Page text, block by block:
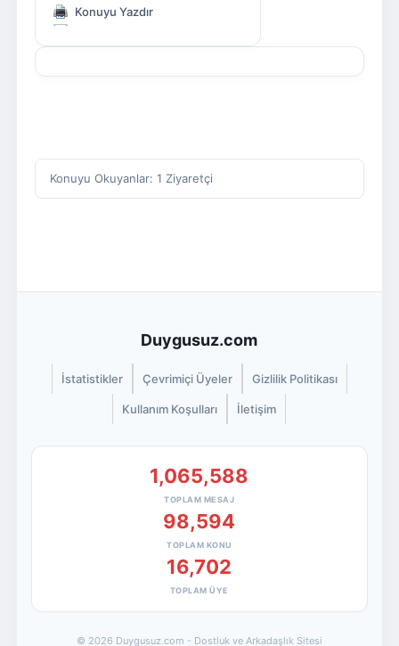
Konuyu Yazdır
Konuyu Okuyanlar: 1 Ziyaretçi
Duygusuz.com
İstatistikler Çevrimiçi Üyeler Gizlilik Politikası
Kullanım Koşulları İletişim
1,065,588
TOPLAM MESAJ
98,594
TOPLAM KONU
16,702
TOPLAM ÜYE
© 2026 Duygusuz.com - Dostluk ve Arkadaşlık Sitesi